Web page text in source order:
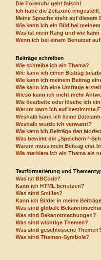
Die Forenuhr geht falsch!
Ich habe die Zeitzone
Meine Sprache steht auf
Wie kann ich ein Bild bei
Was ist mein Rang und wie
Wenn ich bei einem Benutzer
Beiträge schreiben
Wie schreibe ich ein Thema?
Wie kann ich einen Beitrag
Wie kann ich meinem Beitrag
Wie kann ich eine Umfrage
Wieso kann ich nicht mehr
Wie bearbeite oder lösche ich
Warum kann ich auf bestimmte
Weshalb kann ich keine
Weshalb wurde ich verwarnt?
Wie kann ich Beiträge den
Was bewirkt die „Speichern“-
Warum muss mein Beitrag erst
Wie markiere ich ein Thema als
Textformatierung und
Was ist BBCode?
Kann ich HTML benutzen?
Was sind Smilies?
Kann ich Bilder in meine
Was sind globale
Was sind Bekanntmachungen?
Was sind wichtige Themen?
Was sind geschlossene Themen?
Was sind Themen-Symbole?